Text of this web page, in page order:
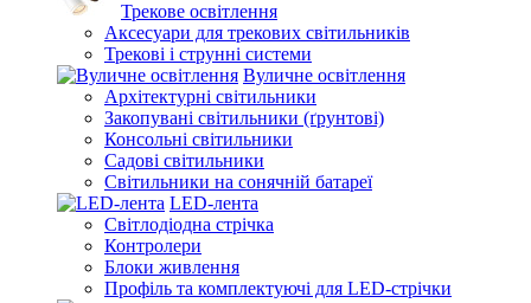
Трекове освітлення
Аксесуари для трекових світильників
Трекові і струнні системи
Вуличне освітлення
Архітектурні світильники
Закопувані світильники (ґрунтові)
Консольні світильники
Садові світильники
Світильники на сонячній батареї
LED-лента
Світлодіодна стрічка
Контролери
Блоки живлення
Профіль та комплектуючі для LED-стрічки